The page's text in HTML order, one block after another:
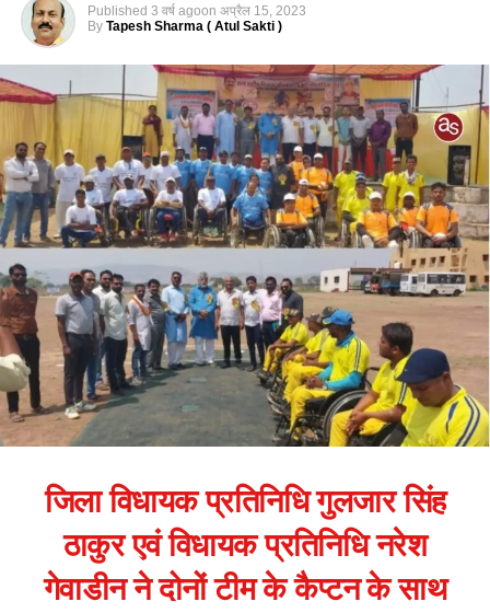
Published 3 वर्ष agoon अप्रैल 15, 2023
By Tapesh Sharma ( Atul Sakti )
जिला विधायक प्रतिनिधि गुलजार सिंह
ठाकुर एवं विधायक प्रतिनिधि नरेश
गेवाडीन ने दोनों टीम के कैप्टन के साथ